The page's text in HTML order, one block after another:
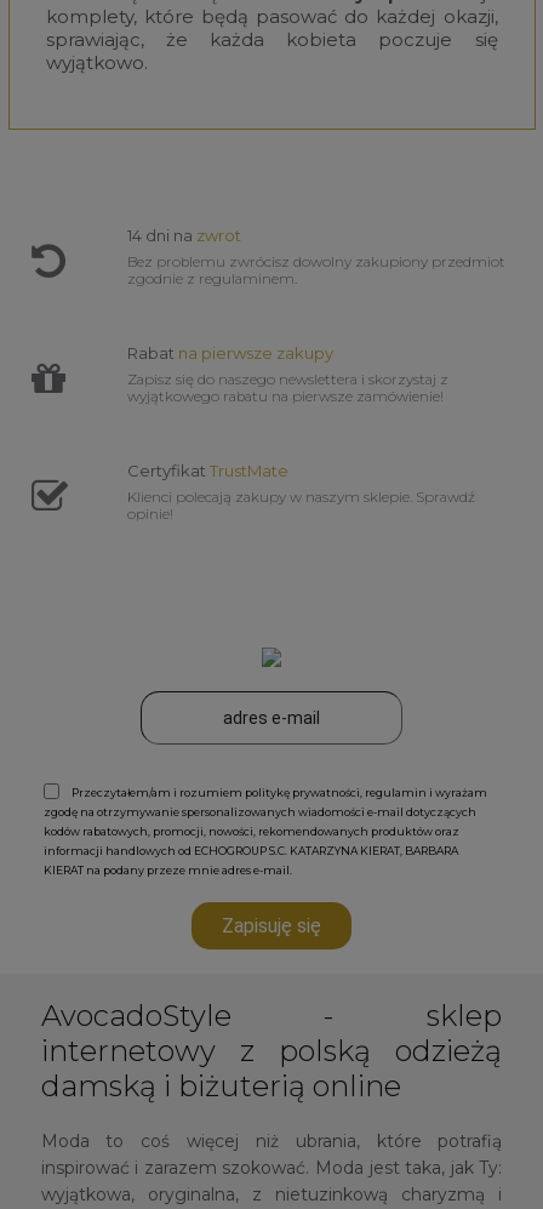
komplety, które będą pasować do każdej okazji,
sprawiając, że każda kobieta poczuje się
wyjątkowo.
14 dni na zwrot
Bez problemu zwrócisz dowolny zakupiony przedmiot
zgodnie z regulaminem.
Rabat na pierwsze zakupy
Zapisz się do naszego newslettera i skorzystaj z
wyjątkowego rabatu na pierwsze zamówienie!
CertyfikatTrustMate
Klienci polecają zakupy w naszym sklepie. Sprawdź
opinie!
Przeczytałem/am i rozumiem politykę prywatności, regulamin i wyrażam
zgodę na otrzymywanie spersonalizowanych wiadomości e-mail dotyczących
kodów rabatowych, promocji, nowości, rekomendowanych produktów oraz
informacji handlowych od ECHOGROUP S.C. KATARZYNA KIERAT, BARBARA
KIERAT na podany przeze mnie adres e-mail.
Zapisuję się
AvocadoStyle - sklep
internetowy z polską odzieżą
damską i biżuterią online
Moda to coś więcej niż ubrania, które potrafią
inspirować i zarazem szokować. Moda jest taka, jak Ty:
wyjątkowa, oryginalna, z nietuzinkową charyzmą i